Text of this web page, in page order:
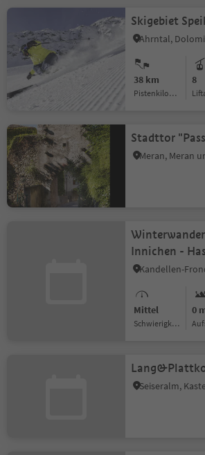
Skigebiet
Ahrntal,
38 km
Pistenkilometer
8
Stadttor
Meran, Meran
Innichen -
Toblach
Mittel
Schwierigkeitsgrad
0